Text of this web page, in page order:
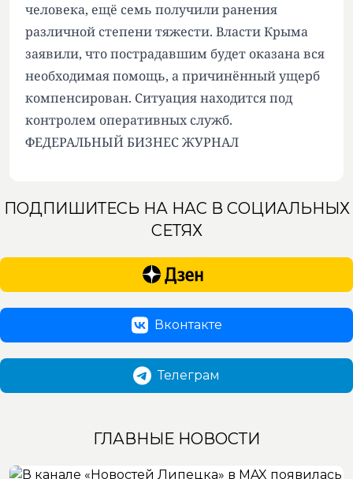
человека, ещё семь получили ранения
различной степени тяжести. Власти Крыма
заявили, что пострадавшим будет оказана вся
необходимая помощь, а причинённый ущерб
компенсирован. Ситуация находится под
контролем оперативных служб.
ФЕДЕРАЛЬНЫЙ БИЗНЕС ЖУРНАЛ
ПОДПИШИТЕСЬ НА НАС В СОЦИАЛЬНЫХ
СЕТЯХ
Вконтакте
Телеграм
ГЛАВНЫЕ НОВОСТИ